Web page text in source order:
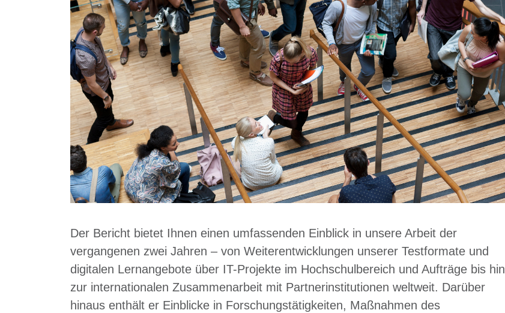
Der Bericht bietet Ihnen einen umfassenden Einblick in unsere Arbeit der
vergangenen zwei Jahren – von Weiterentwicklungen unserer Testformate und
digitalen Lernangebote über IT-Projekte im Hochschulbereich und Aufträge bis hin
zur internationalen Zusammenarbeit mit Partnerinstitutionen weltweit. Darüber
hinaus enthält er Einblicke in Forschungstätigkeiten, Maßnahmen des